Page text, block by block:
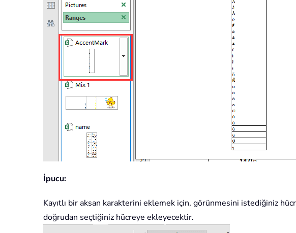
İpucu:
Kayıtlı bir aksan karakterini eklemek için, görünmesini istediğiniz
doğrudan seçtiğiniz hücreye ekleyecektir.